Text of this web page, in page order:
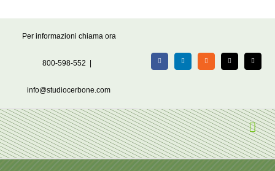
Per informazioni chiama ora
800-598-552
info@studiocerbone.com
FacebookLinkedIn Rss X Email